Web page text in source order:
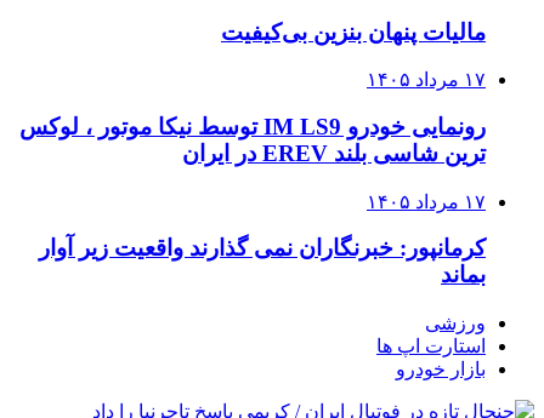
مالیات پنهان بنزین بی‌کیفیت
۱۷ مرداد ۱۴۰۵
رونمایی خودرو IM LS9 توسط نیکا موتور ، لوکس
ترین شاسی بلند EREV در ایران
۱۷ مرداد ۱۴۰۵
کرمانپور: خبرنگاران نمی گذارند واقعیت زیر آوار
بماند
ورزشی
استارت اپ ها
بازار خودرو